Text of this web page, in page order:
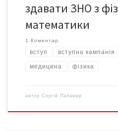
здавати ЗНО з
математики
1 Коментар
вступ вступна кампанія
медицина фізика
автор Сергій Паламар